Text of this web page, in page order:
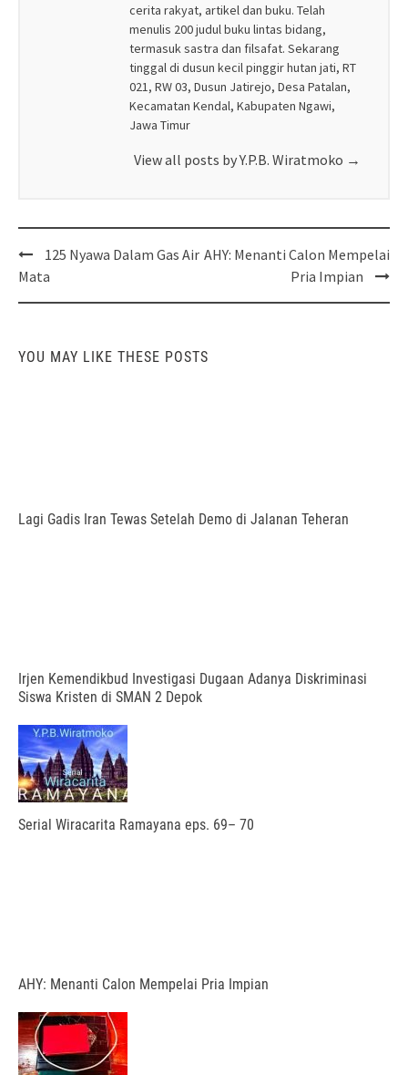
cerita rakyat, artikel dan buku. Telah
menulis 200 judul buku lintas bidang,
termasuk sastra dan filsafat. Sekarang
tinggal di dusun kecil pinggir hutan jati, RT
021, RW 03, Dusun Jatirejo, Desa Patalan,
Kecamatan Kendal, Kabupaten Ngawi,
Jawa Timur
View all posts by Y.P.B. Wiratmoko →
Post
navigation
125 Nyawa Dalam Gas Air
Mata
AHY: Menanti Calon Mempelai
Pria Impian
YOU MAY LIKE THESE POSTS
Lagi Gadis Iran Tewas Setelah Demo di Jalanan Teheran
Irjen Kemendikbud Investigasi Dugaan Adanya Diskriminasi
Siswa Kristen di SMAN 2 Depok
Serial Wiracarita Ramayana eps. 69– 70
AHY: Menanti Calon Mempelai Pria Impian